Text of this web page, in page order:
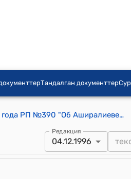
Тандалган документтер
Распоряжение Президента КР от 4 декабря 1996 года РП №390 "Об Аширалиеве К.Ж."
Редакция
04.12.1996